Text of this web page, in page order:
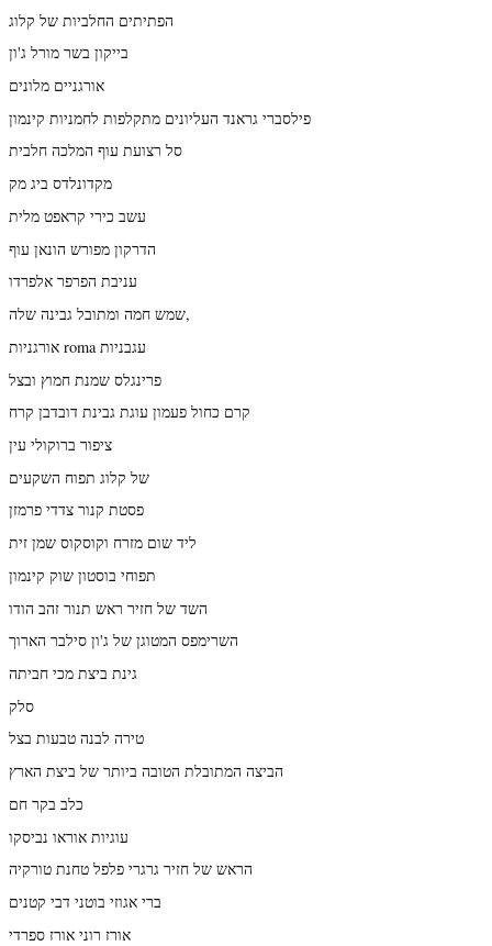
הפתיתים החלביות של קלוג
בייקון בשר מורל ג'ון
אורגניים מלונים
פילסברי גראנד העליונים מתקלפות לחמניות קינמון
סל רצועת עוף המלכה חלבית
מקדונלדס ביג מק
עשב כירי קראפט מלית
הדרקון מפורש הונאן עוף
עניבת הפרפר אלפרדו
שמש חמה ומתובל גבינה שלה,
אורגניות roma עגבניות
פרינגלס שמנת חמוץ ובצל
קרם כחול פעמון עוגת גבינת דובדבן קרח
ציפור ברוקולי עין
של קלוג תפוח השקעים
פסטת קנור צדדי פרמזן
ליד שום מזרח וקוסקוס שמן זית
תפוחי בוסטון שוק קינמון
השד של חזיר ראש תנור זהב הודו
השרימפס המטוגן של ג'ון סילבר הארוך
גינת ביצת מכי חביתה
סלק
טירה לבנה טבעות בצל
הביצה המתובלת הטובה ביותר של ביצת הארץ
כלב בקר חם
עוגיות אוראו נביסקו
הראש של חזיר גרגרי פלפל טחנת טורקיה
ברי אגוזי בוטני דבי קטנים
אורז רוני אורז ספרדי